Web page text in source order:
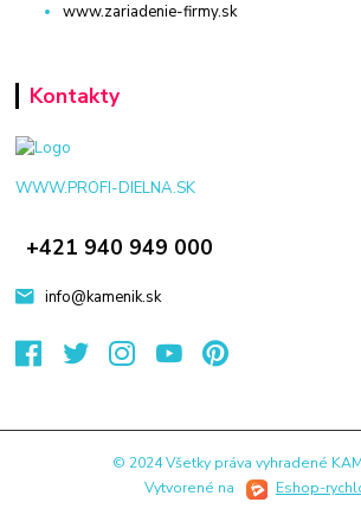
www.zariadenie-firmy.sk
Kontakty
WWW.PROFI-DIELNA.SK
+421 940 949 000
info@kamenik.sk
© 2024 Všetky práva vyhradené
Vytvorené na
Eshop-